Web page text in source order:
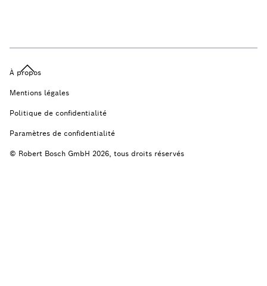
À propos
Mentions légales
Politique de confidentialité
Paramètres de confidentialité
© Robert Bosch GmbH 2026, tous droits réservés